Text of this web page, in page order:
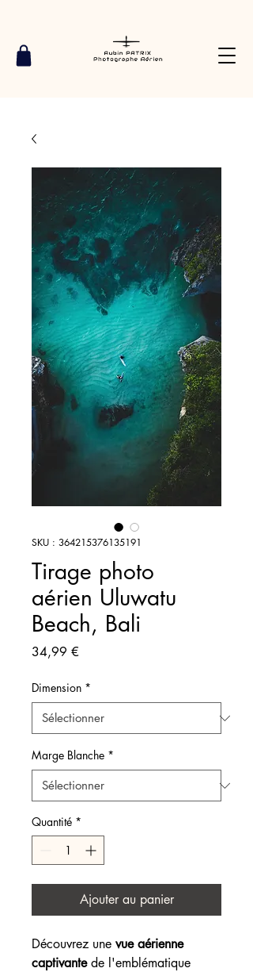
SKU : 364215376135191
Tirage photo
aérien Uluwatu
Beach, Bali
34,99 €
Dimension *
Marge Blanche *
Quantité *
Ajouter au panier
Découvrez une vue aérienne
captivantede l'emblématique